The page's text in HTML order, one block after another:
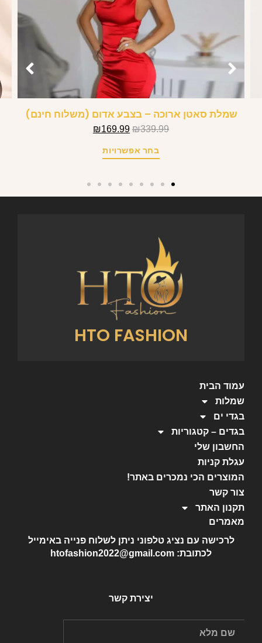
שמלת סאטן ארוכה – בצבע אדום (משלוח חינם)
₪339.99
₪169.99
בחר אפשרויות
HTO FASHION
עמוד הבית
שמלות
בגדי ים
בגדים – קטגוריות
החשבון שלי
עגלת קניות
המוצרים הכי נמכרים באתר!
צור קשר
תקנון האתר
מאמרים
לרכישה עם נציג טלפוני ניתן לשלוח פנייה באימייל
לכתובת: htofashion2022@gmail.com
יצירת קשר